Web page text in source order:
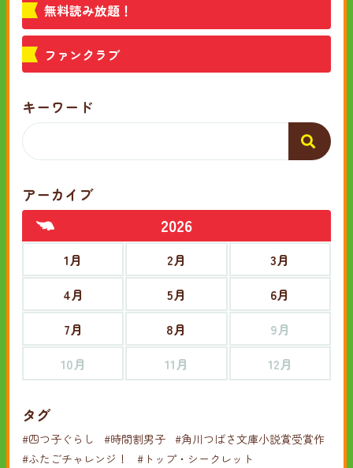
無料読み放題！
ファンクラブ
キーワード
アーカイブ
2026
1月 2月
3月
4月
5月
6月
7月
8月
9月
10月
11月 12月
タグ
#四つ子ぐらし #時間割男子 #角川つばさ文庫小説賞受賞作
#ふたごチャレンジ！
#トップ・シークレット